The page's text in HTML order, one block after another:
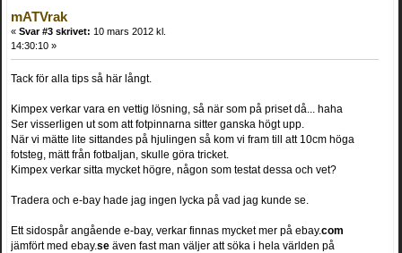
mATVrak
« Svar #3 skrivet: 10 mars 2012 kl.
14:30:10 »
Tack för alla tips så här långt.
Kimpex verkar vara en vettig lösning, så när som på priset då... haha
Ser visserligen ut som att fotpinnarna sitter ganska högt upp.
När vi mätte lite sittandes på hjulingen så kom vi fram till att 10cm höga
fotsteg, mätt från fotbaljan, skulle göra tricket.
Kimpex verkar sitta mycket högre, någon som testat dessa och vet?
Tradera och e-bay hade jag ingen lycka på vad jag kunde se.
Ett sidospår angående e-bay, verkar finnas mycket mer på ebay.com
jämfört med ebay.se även fast man väljer att söka i hela världen på